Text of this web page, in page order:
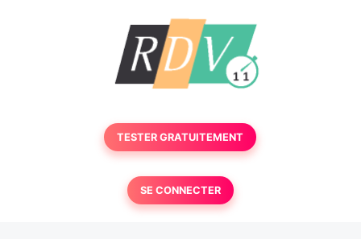
TESTER GRATUITEMENT
SE CONNECTER